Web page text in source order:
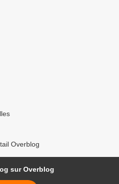
Overblog
sur Overblog